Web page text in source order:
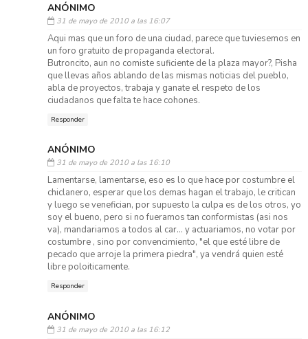
ANÓNIMO
31 de mayo de 2010 a las 16:07
Aqui mas que un foro de una ciudad, parece que tuviesemos en
un foro gratuito de propaganda electoral.
Butroncito, aun no comiste suficiente de la plaza mayor?, Pisha
que llevas años ablando de las mismas noticias del pueblo,
abla de proyectos, trabaja y ganate el respeto de los
ciudadanos que falta te hace cohones.
Responder
ANÓNIMO
31 de mayo de 2010 a las 16:10
Lamentarse, lamentarse, eso es lo que hace por costumbre el
chiclanero, esperar que los demas hagan el trabajo, le critican
y luego se venefician, por supuesto la culpa es de los otros, yo
soy el bueno, pero si no fueramos tan conformistas (asi nos
va), mandariamos a todos al car... y actuariamos, no votar por
costumbre , sino por convencimiento, "el que esté libre de
pecado que arroje la primera piedra", ya vendrá quien esté
libre poloiticamente.
Responder
ANÓNIMO
31 de mayo de 2010 a las 16:12